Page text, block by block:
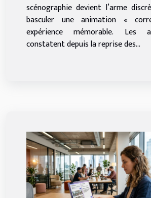
scénographie devient l’arme
basculer une animation «
expérience mémorable. Les
constatent depuis la reprise des...